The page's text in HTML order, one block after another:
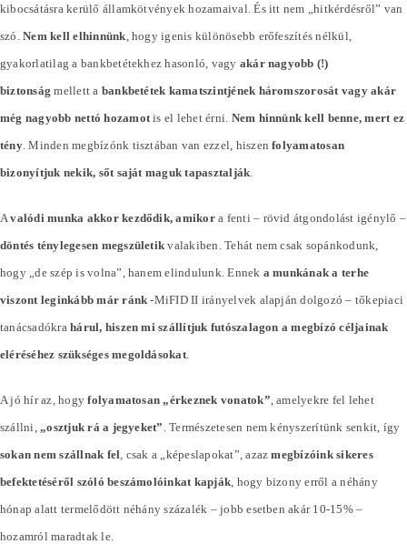
kibocsátásra kerülő államkötvények hozamaival. És itt nem „hitkérdésről” van
szó.Nem kell elhinnünk , hogy igenis különösebb erőfeszítés nélkül,
gyakorlatilag a bankbetétekhez hasonló, vagy akár nagyobb (!)
biztonság mellett a bankbetétek kamatszintjének háromszorosát vagy akár
még nagyobb nettó hozamotis el lehet érni. Nem hinnünk kell benne, mert ez
tény. Minden megbízónk tisztában van ezzel, hiszenfolyamatosan
bizonyítjuk nekik, sőt saját maguk tapasztalják
Avalódi munka akkor kezdődik, amikora fenti – rövid átgondolást igénylő –
döntés ténylegesen megszületik valakiben. Tehát nem csak sopánkodunk,
hogy „de szép is volna”, hanem elindulunk. Ennek a munkának a terhe
viszont leginkább már ránk -MiFID II irányelvek alapján dolgozó – tőkepiaci
tanácsadókrahárul, hiszen mi szállítjuk futószalagon a megbízó céljainak
eléréséhez szükséges megoldásokat.
A jó hír az, hogyfolyamatosan „érkeznek vonatok” , amelyekre fel lehet
szállni,„osztjuk rá a jegyeket” . Természetesen nem kényszerítünk senkit, így
sokan nem szállnak fel , csak a „képeslapokat”, azazmegbízóink sikeres
befektetéséről szóló beszámolóinkat kapják , hogy bizony erről a néhány
hónap alatt termelődött néhányszázalék – jobb esetben akár 10-15% –
hozamról maradtak le.